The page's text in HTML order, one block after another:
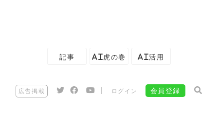
記事 AI虎の巻 AI活用
広告掲載 ログイン 会員登録